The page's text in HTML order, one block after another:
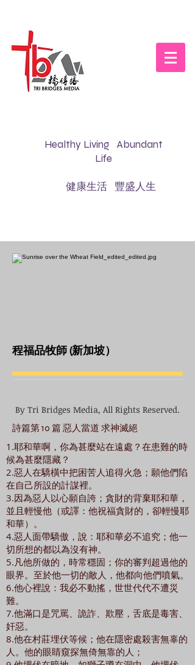
Healthy Living Abundant
Life
健康生活 豐盛人生
程福品牧師 (新加坡）
By Tri Bridges Media, All Rights Reserved.
詩篇第 10 篇 惡人當道 求神滅絕
1.耶和華啊，你為甚麼站在遠處？在患難的時
候為甚麼隱藏？
2.惡人在驕橫中把困苦人追得火急；願他們陷
在自己所設的計謀裡。
3.因為惡人以心願自誇；貪財的背棄耶和華，
並且輕慢他（或譯：他祝福貪財的，卻輕慢耶
和華）。
4.惡人面帶驕傲，說：耶和華必不追究；他一
切所想的都以為沒有神。
5.凡他所做的，時常穩固；你的審判超過他的
眼界。至於他一切的敵人，他都向他們噴氣。
6.他心裡說：我必不動搖，世世代代不遭災
難。
7.他滿口是咒罵、詭詐、欺壓，舌底是毒害、
奸惡。
8.他在村莊埋伏等候；他在隱密處殺害無辜的
人。他的眼睛窺探無倚無靠的人；